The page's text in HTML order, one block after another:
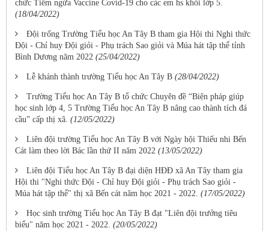
chức Tiêm ngừa Vaccine Covid-19 cho các em hs khối lớp 5.
(18/04/2022)
Đội trống Trường Tiểu học An Tây B tham gia Hội thi Nghi thức
Đội - Chỉ huy Đội giỏi - Phụ trách Sao giỏi và Múa hát tập thể tỉnh
Bình Dương năm 2022 (25/04/2022)
Lễ khánh thành trường Tiểu học An Tây B (28/04/2022)
Trường Tiểu học An Tây B tổ chức Chuyên đề “Biện pháp giúp
học sinh lớp 4, 5 Trường Tiểu học An Tây B nâng cao thành tích đá
cầu” cấp thị xã. (12/05/2022)
Liên đội trường Tiểu học An Tây B với Ngày hội Thiếu nhi Bến
Cát làm theo lời Bác lần thứ II năm 2022 (13/05/2022)
Liên đội Tiểu học An Tây B đại diện HĐĐ xã An Tây tham gia
Hội thi "Nghi thức Đội - Chỉ huy Đội giỏi - Phụ trách Sao giỏi -
Múa hát tập thể" thị xã Bến cát năm học 2021 - 2022. (17/05/2022)
Học sinh trường Tiểu học An Tây B đạt "Liên đội trưởng tiêu
biểu" năm học 2021 - 2022. (20/05/2022)